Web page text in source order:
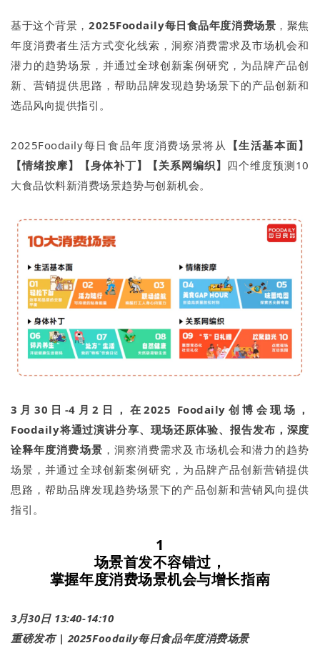
基于这个背景，2025Foodaily每日食品年度消费场景 ，聚焦
年度消费者生活方式变化线索，洞察消费需求及市场机会和
潜力的趋势场景，并通过全球创新案例研究，为品牌产品创
新、营销提供思路，帮助品牌发现趋势场景下的产品创新和
选品风向提供指引。
2025Foodaily每日食品年度消费场景将从
【生活基本面】
【情绪按摩】【身体补丁】【关系网编织】 四个维度预测10
大食品饮料新消费场景趋势与创新机会。
3月30日-4月2日，在2025 Foodaily创博会现场，
Foodaily将通过演讲分享、现场还原体验、报告发布，深度
诠释年度消费场景 ，洞察消费需求及市场机会和潜力的趋势
场景，并通过全球创新案例研究，为品牌产品创新营销提供
思路，帮助品牌发现趋势场景下的产品创新和营销风向提供
指引。
1
场景首发不容错过，
掌握年度消费场景机会与增长指南
3月30日 13:40-14:10
重磅发布 | 2025Foodaily每日食品年度消费场景